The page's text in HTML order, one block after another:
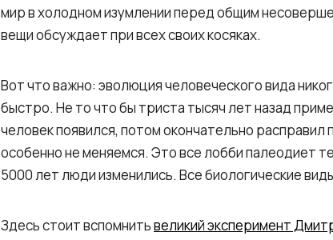
мир в холодном изумлении перед общим
вещи обсуждает при всех своих косяках.
Вот что важно: эволюция человеческого вида
быстро. Не то что бы триста тысяч лет назад
человек появился, потом окончательно
особенно не меняемся. Это все лобби палеодиет
5000 лет люди изменились. Все биологические
Здесь стоит вспомнитьвеликий эксперимент